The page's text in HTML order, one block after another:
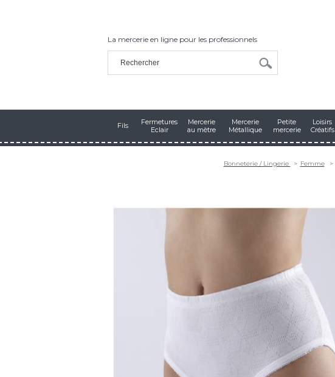
La mercerie en ligne pour les professionnels
Fils
Fermetures
Eclair
Mercerie
au mètre
Mercerie
Métallique
Petite
mercerie
Loisirs
Créatifs
Bonneterie / Lingerie Femme